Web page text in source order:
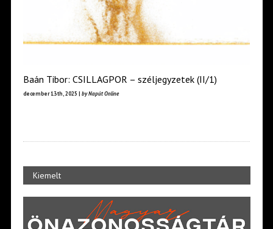
Baán Tibor: CSILLAGPOR – széljegyzetek (II/1)
december 13th, 2025 | by Napút Online
Kiemelt